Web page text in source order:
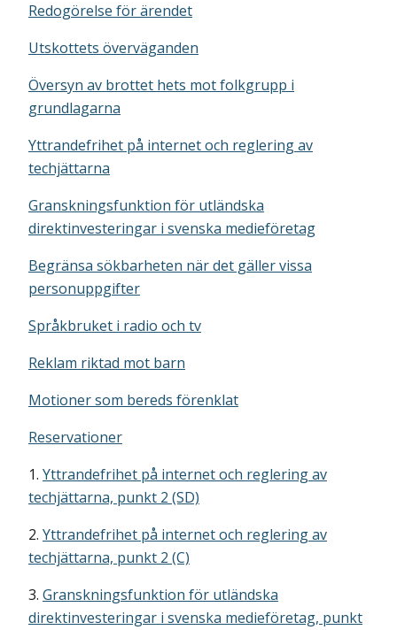
Redogörelse för ärendet
Utskottets överväganden
Översyn av brottet hets mot folkgrupp i
grundlagarna
Yttrandefrihet på internet och reglering av
techjättarna
Granskningsfunktion för utländska
direktinvesteringar i svenska medieföretag
Begränsa sökbarheten när det gäller vissa
personuppgifter
Språkbruket i radio och tv
Reklam riktad mot barn
Motioner som bereds förenklat
Reservationer
1. Yttrandefrihet på internet och reglering av
techjättarna, punkt 2 (SD)
2. Yttrandefrihet på internet och reglering av
techjättarna, punkt 2 (C)
3. Granskningsfunktion för utländska
direktinvesteringar i svenska medieföretag, punkt